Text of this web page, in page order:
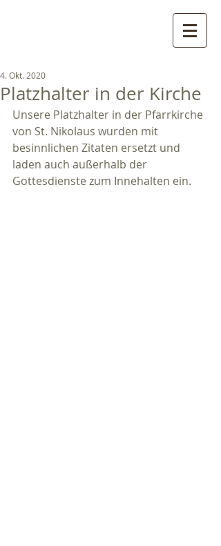
Platzhalter in der Kirche
4. Okt. 2020
Unsere Platzhalter in der Pfarrkirche
von St. Nikolaus wurden mit
besinnlichen Zitaten ersetzt und
laden auch außerhalb der
Gottesdienste zum Innehalten ein.